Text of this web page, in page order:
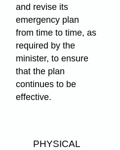
and revise its
emergency plan
from time to time, as
required by the
minister, to ensure
that the plan
continues to be
effective.
PHYSICAL